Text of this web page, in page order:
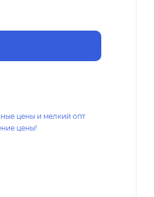
цены и мелкий опт
цены!